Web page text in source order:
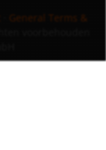
General Terms &